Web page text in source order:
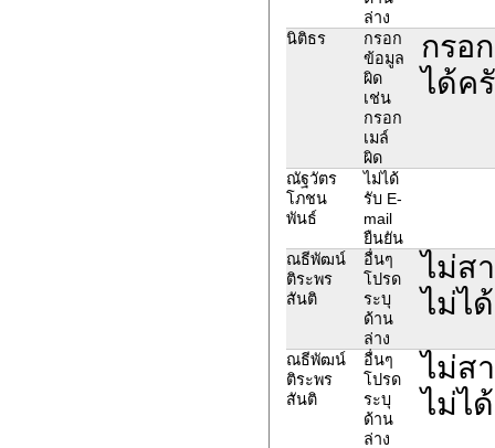
ล่าง
นิติธร
กรอก
ข้อมูล
ผิด
เช่น
กรอก
เมล์
ผิด
กรอ
ได้ค
ณัฐวัตร
โภชน
พันธ์
ไม่ได้
รับ E-
mail
ยืนยัน
ณธีพัฒน์
ติระพร
สันติ
อื่นๆ
โปรด
ระบุ
ด้าน
ล่าง
ไม่ส
ไม่ได้
ณธีพัฒน์
ติระพร
สันติ
อื่นๆ
โปรด
ระบุ
ด้าน
ล่าง
ไม่ส
ไม่ได้